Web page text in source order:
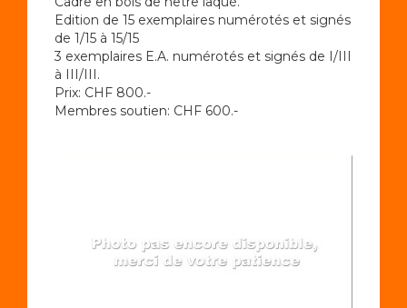
Edition de 15 exemplaires numérotés et signés
de 1/15 à 15/15
3 exemplaires E.A. numérotés et signés de I/III
à III/III.
Prix: CHF 800.-
Membres soutien: CHF 600.-